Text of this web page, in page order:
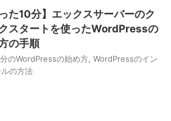
った10分】エックスサーバーのク
スタートを使ったWordPressの
の手順
のWordPressの始め方 WordPressのイン
の方法